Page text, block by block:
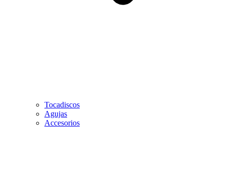
Tocadiscos
Agujas
Accesorios